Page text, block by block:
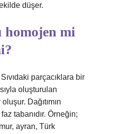
düşer.
homojen mi
parçacıklara bir
oluşturulan
Dağıtımın
tabanıdır. Örneğin;
ayran, Türk